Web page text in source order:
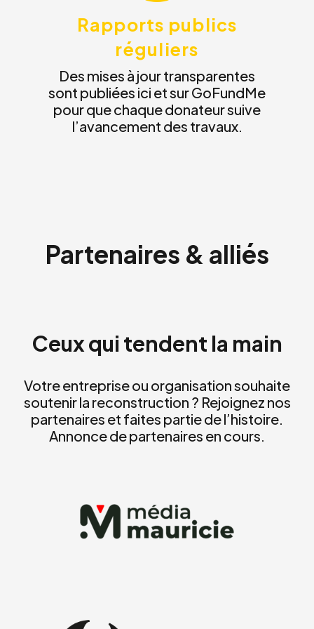
Rapports publics
réguliers
Des mises à jour transparentes
sont publiées ici et sur GoFundMe
pour que chaque donateur suive
l’avancement des travaux.
Partenaires & alliés
Ceux qui tendent la main
Votre entreprise ou organisation souhaite
soutenir la reconstruction ? Rejoignez nos
partenaires et faites partie de l’histoire.
Annonce de partenaires en cours.